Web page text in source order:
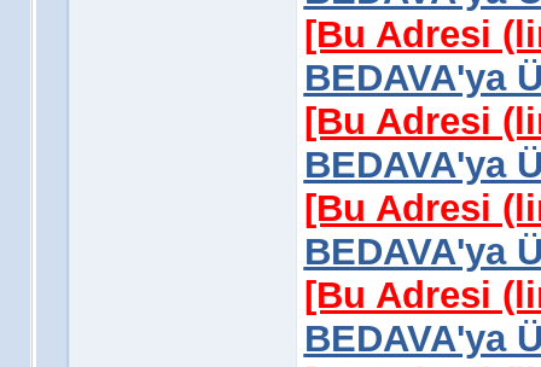
[Bu Adresi
BEDAVA'ya
[Bu Adresi
BEDAVA'ya
[Bu Adresi
BEDAVA'ya
[Bu Adresi
BEDAVA'ya